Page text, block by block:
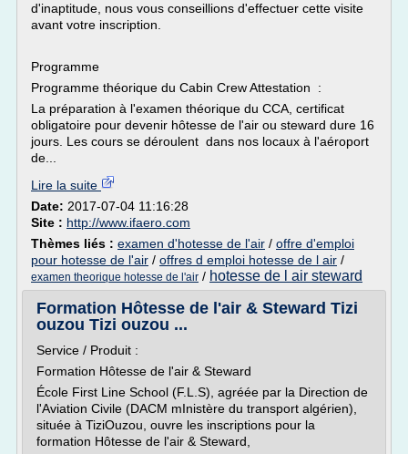
d'inaptitude, nous vous conseillions d'effectuer cette visite
avant votre inscription.
Programme
Programme théorique du Cabin Crew Attestation :
La préparation à l'examen théorique du CCA, certificat
obligatoire pour devenir hôtesse de l'air ou steward dure 16
jours. Les cours se déroulent dans nos locaux à l'aéroport
de...
Lire la suite
Date: 2017-07-04 11:16:28
Site : http://www.ifaero.com
Thèmes liés : examen d'hotesse de l'air / offre d'emploi
pour hotesse de l'air / offres d emploi hotesse de l air /
examen theorique hotesse de l'air / hotesse de l air steward
Formation Hôtesse de l'air & Steward Tizi
ouzou Tizi ouzou ...
Service / Produit :
Formation Hôtesse de l'air & Steward
École First Line School (F.L.S), agréée par la Direction de
l'Aviation Civile (DACM mInistère du transport algérien),
située à TiziOuzou, ouvre les inscriptions pour la
formation Hôtesse de l'air & Steward,